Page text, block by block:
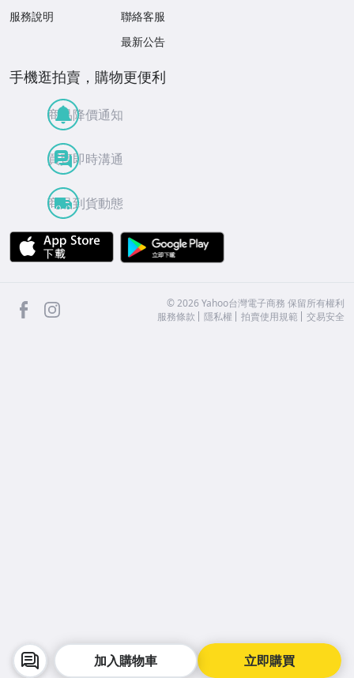
立即購買
加入購物車
服務說明
聯絡客服
最新公告
手機逛拍賣，購物更便利
商品降價通知
買賣即時溝通
商品到貨動態
APP Store
facebook ©2026 Yahoo台灣電子商務 保留所有權利
服務條款
隱私權 拍賣使用規範 交易安全